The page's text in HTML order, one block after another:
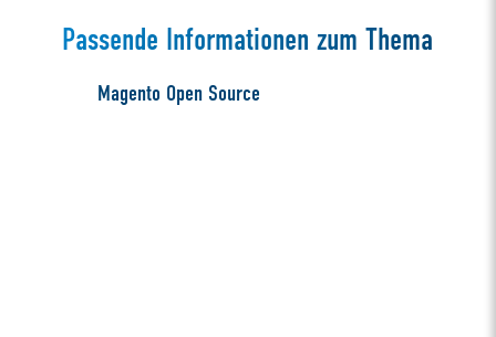
Passende Informationen zum Thema
Magento Open Source